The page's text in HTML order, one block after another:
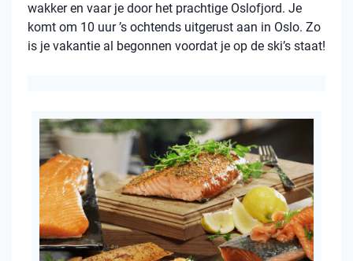
wakker en vaar je door het prachtige Oslofjord. Je
komt om 10 uur ’s ochtends uitgerust aan in Oslo. Zo
is je vakantie al begonnen voordat je op de ski’s staat!